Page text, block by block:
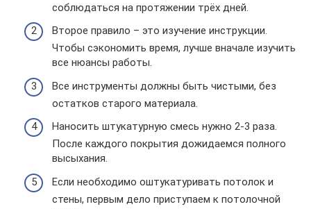
соблюдаться на протяжении трёх дней.
Второе правило – это изучение инструкции.
Чтобы сэкономить время, лучше вначале изучить
все нюансы работы.
Все инструменты должны быть чистыми, без
остатков старого материала.
Наносить штукатурную смесь нужно 2-3 раза.
После каждого покрытия дожидаемся полного
высыхания.
Если необходимо оштукатуривать потолок и
стены, первым дело приступаем к потолочной